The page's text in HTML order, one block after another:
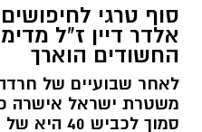
סוף טרגי
אלדר דיין ז"ל
החשודים הוארך
לאחר שבועיים של
משטרת ישראל אישרה